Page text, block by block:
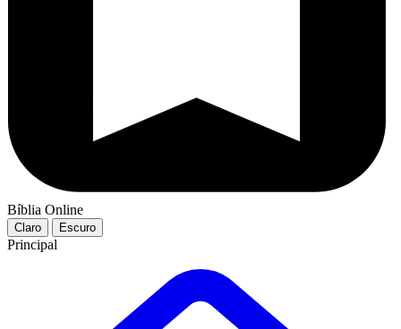
Bíblia Online
Claro Escuro
Principal